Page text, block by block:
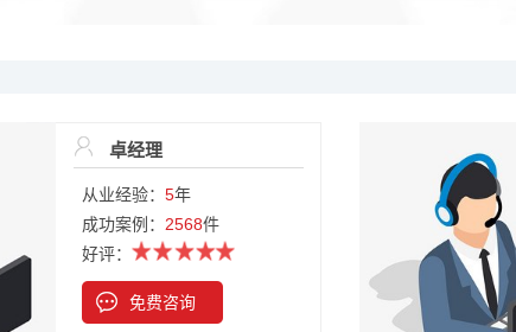
卓经理
从业经验： 5年
成功案例： 2568件
好评：
免费咨询